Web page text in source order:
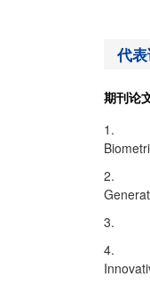
代表
期刊论
1.
2.
3.
4.